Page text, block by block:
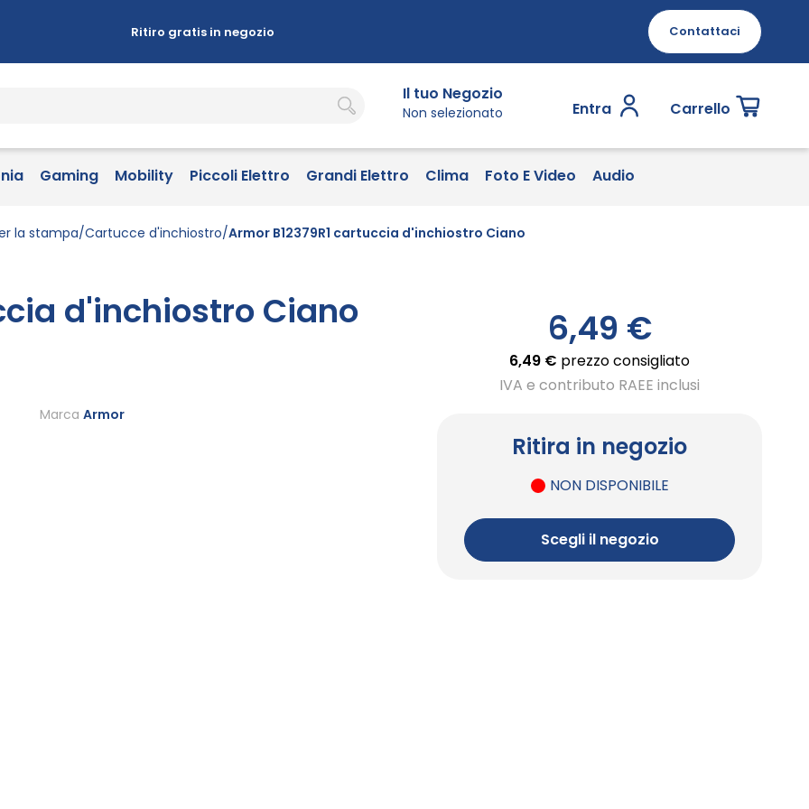
Ritiro gratis in negozio Contattaci
Il tuo Negozio
Non selezionato Entra Carrello
Gaming Mobility Piccoli Elettro Grandi Elettro Clima Foto E Video Audio
la stampa Cartucce d'inchiostro Armor B12379R1 cartuccia d'inchiostro Ciano
d'inchiostro Ciano 6,49 €
6,49 € prezzo consigliato
IVA e contributo RAEE inclusi
Ritira in negozio
NON DISPONIBILE
Scegli il negozio
Marca Armor